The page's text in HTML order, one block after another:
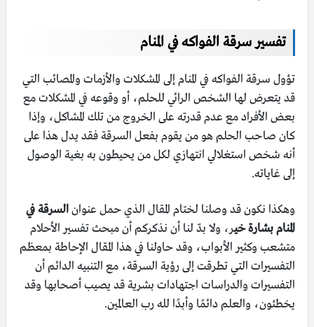
تفسير سرقة الفواكه في المنام
تؤول سرقة الفواكه في المنام إلى المشكلات والأزمات والمصائب التي
قد يتعرض لها الشخص الرائي للحلم، أو وقوعه في المشكلات مع
بعض الأفراد مع عدم قدرته على الخروج من تلك المشاكل، وإذا
كان صاحب الحلم هو من يقوم بفعل السرقة فقد يدل هذا على
أنه شخص استغلالي انتهازي لكل من يحيطون به بغية الوصول
إلى غاياته.
وهكذا نكون قد وصلنا لختام المقال الذي حمل عنوانالسرقة في
المنام بشارة خير، ولا بدّ لنا أن نذكركم أن مبحث تفسير الأحلام
متشعب وكثير الأبواب، وقد حاولنا في هذا المقال الإحاطة بمعظم
التفسيرات التي تطرقت إلى رؤية السرقة، مع التنبيه الدائم أن
التفسيرات والدراسات اجتهادات بشرية قد يصيب أصحابها وقد
يخطئون، والعلم دائمًا وأبدًا لله رب العالمين.